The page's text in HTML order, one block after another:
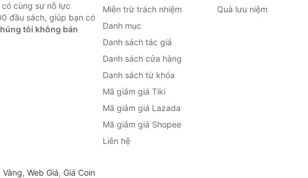
cùng sự nỗ lực
đầu sách, giúp bạn có
tôi không bán
Miễn trừ trách nhiệm
Danh mục
Danh sách tác giả
Danh sách cửa hàng
Danh sách từ khóa
Mã giảm giá Tiki
Mã giảm giá Lazada
Mã giảm giá Shopee
Liên hệ
Quà lưu niệm
Vàng, Web Giá, Giá Coin